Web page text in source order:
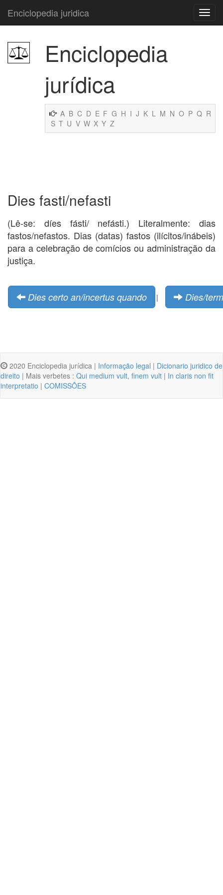
Enciclopedia juridica
Enciclopedia
jurídica
A B C D E F G H I J K L M N O P Q R
S T U V W X Y Z
Dies fasti/nefasti
(Lê-se: díes fásti/ nefásti.) Literalmente: dias
fastos/nefastos. Dias (datas) fastos (ilícitos/inábeis)
para a celebração de comícios ou administração da
justiça.
Dies certo an/incertus quando | Dies/
2020 Enciclopedia jurídica | Informação legal | Dicionario juridico de
direito | Mais verbetes : Qui medium vult, finem vult | In claris non fit
interpretatio | COMISSÕES